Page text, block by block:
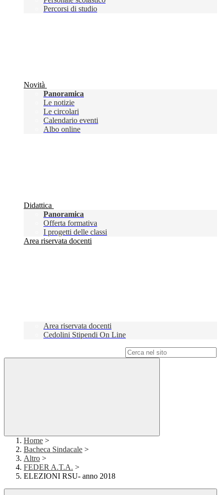
Percorsi di studio
Novità
Panoramica
Le notizie
Le circolari
Calendario eventi
Albo online
Didattica
Panoramica
Offerta formativa
I progetti delle classi
Area riservata docenti
Area riservata docenti
Cedolini Stipendi On Line
Home >
Bacheca Sindacale >
Altro >
FEDER A.T.A. >
ELEZIONI RSU- anno 2018